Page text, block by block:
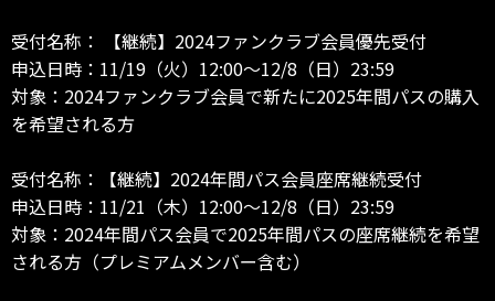
受付名称： 【継続】2024ファンクラブ会員優先受付
申込日時：11/19（火）12:00～12/8（日）23:59
対象：2024ファンクラブ会員で新たに2025年間パスの購入
を希望される方
受付名称：【継続】2024年間パス会員座席継続受付
申込日時：11/21（木）12:00～12/8（日）23:59
対象：2024年間パス会員で2025年間パスの座席継続を希望
される方（プレミアムメンバー含む）